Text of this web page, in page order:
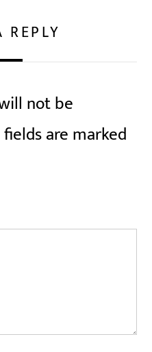
REPLY
not be
are marked